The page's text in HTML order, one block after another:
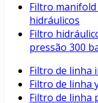
Filtro
hidráulicos
Filtro
pressão 300
Filtro de linha
Filtro de linha
Filtro de linha